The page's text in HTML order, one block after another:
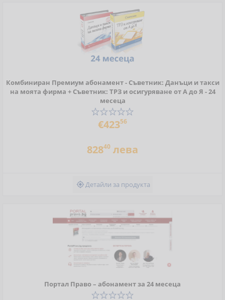
Комбиниран Премиум абонамент - Съветник: Данъци и такси
на моята фирма + Съветник: ТРЗ и осигуряване от А до Я - 24
месеца
€42356
82840 лева
Детайли за продукта
Портал Право – абонамент за 24 месеца